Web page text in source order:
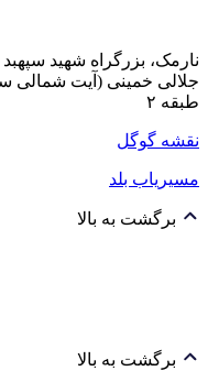
نارمک، بزرگراه شهید
طبقه ۲
نقشه گوگل
مسیریاب بلد
برگشت به بالا
برگشت به بالا